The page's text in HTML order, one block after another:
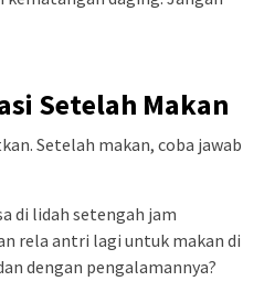
Setelah Makan
Setelah makan, coba jawab
di lidah setengah jam
rela antri lagi untuk makan di
dengan pengalamannya?